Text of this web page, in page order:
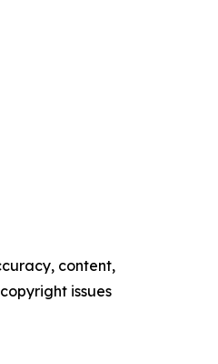
content,
issues